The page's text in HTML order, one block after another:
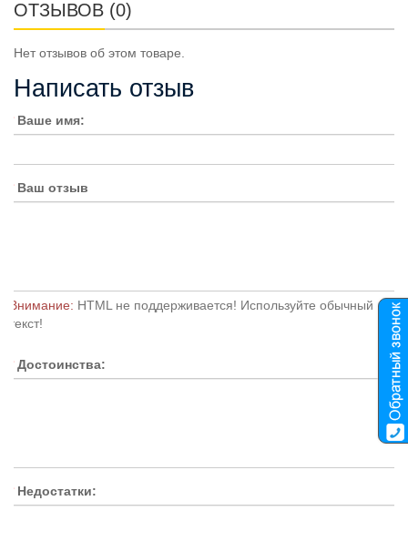
ОТЗЫВОВ (0)
Нет отзывов об этом товаре.
Написать отзыв
Ваше имя:
Ваш отзыв
Внимание: HTML не поддерживается! Используйте обычный
текст!
Достоинства:
Недостатки: